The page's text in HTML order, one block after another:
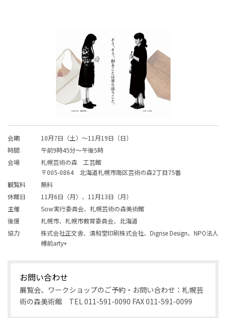
会期
10月7日（土）～11月19日（日）
時間
午前9時45分～午後5時
会場
札幌芸術の森 工芸館
〒005-0864 北海道札幌市南区芸術の森2丁目75番
観覧料
無料
休館日
11月6日（月）、11月13日（月）
主催
Sow実行委員会、札幌芸術の森美術館
後援
札幌市、札幌市教育委員会、北海道
協力
株式会社正文舎、清和堂印刷株式会社、Digrise Design、NPO法人
樽前arty+
お問い合わせ
展覧会、ワークショップのご予約・お問い合わせ：札幌芸
術の森美術館 TEL 011-591-0090 FAX 011-591-0099